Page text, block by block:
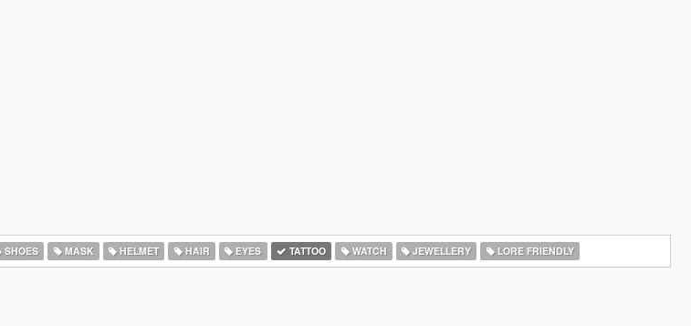
SHOES MASK HELMET HAIR EYES TATTOO WATCH JEWELLERY LORE FRIENDLY